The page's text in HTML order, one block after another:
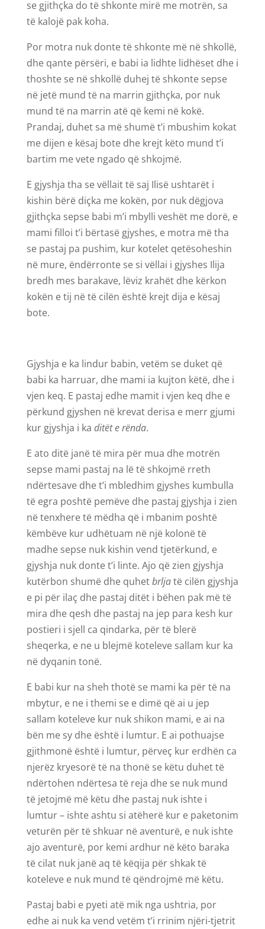
se gjithçka do të shkonte mirë me motrën, sa
të kalojë pak koha.
Por motra nuk donte të shkonte më në shkollë,
dhe qante përsëri, e babi ia lidhte lidhëset dhe i
thoshte se në shkollë duhej të shkonte sepse
në jetë mund të na marrin gjithçka, por nuk
mund të na marrin atë që kemi në kokë.
Prandaj, duhet sa më shumë t’i mbushim kokat
me dijen e kësaj bote dhe krejt këto mund t’i
bartim me vete ngado që shkojmë.
E gjyshja tha se vëllait të saj Ilisë ushtarët i
kishin bërë diçka me kokën, por nuk dëgjova
gjithçka sepse babi m’i mbylli veshët me dorë, e
mami filloi t’i bërtasë gjyshes, e motra më tha
se pastaj pa pushim, kur kotelet qetësoheshin
në mure, ëndërronte se si vëllai i gjyshes Ilija
bredh mes barakave, lëviz krahët dhe kërkon
kokën e tij në të cilën është krejt dija e kësaj
bote.
Gjyshja e ka lindur babin, vetëm se duket që
babi ka harruar, dhe mami ia kujton këtë, dhe i
vjen keq. E pastaj edhe mamit i vjen keq dhe e
përkund gjyshen në krevat derisa e merr gjumi
kur gjyshja i ka ditët e rënda.
E ato ditë janë të mira për mua dhe motrën
sepse mami pastaj na lë të shkojmë rreth
ndërtesave dhe t’i mbledhim gjyshes kumbulla
të egra poshtë pemëve dhe pastaj gjyshja i zien
në tenxhere të mëdha që i mbanim poshtë
këmbëve kur udhëtuam në një kolonë të
madhe sepse nuk kishin vend tjetërkund, e
gjyshja nuk donte t’i linte. Ajo që zien gjyshja
kutërbon shumë dhe quhetbrljatë cilën gjyshja
e pi për ilaç dhe pastaj ditët i bëhen pak më të
mira dhe qesh dhe pastaj na jep para kesh kur
postieri i sjell ca qindarka, për të blerë
sheqerka, e ne u blejmë koteleve sallam kur ka
në dyqanin tonë.
E babi kur na sheh thotë se mami ka për të na
mbytur, e ne i themi se e dimë që ai u jep
sallam koteleve kur nuk shikon mami, e ai na
bën me sy dhe është i lumtur. E ai pothuajse
gjithmonë është i lumtur, përveç kur erdhën ca
njerëz kryesorë të na thonë se këtu duhet të
ndërtohen ndërtesa të reja dhe se nuk mund
të jetojmë më këtu dhe pastaj nuk ishte i
lumtur – ishte ashtu si atëherë kur e paketonim
veturën për të shkuar në aventurë, e nuk ishte
ajo aventurë, por kemi ardhur në këto baraka
të cilat nuk janë aq të këqija për shkak të
koteleve e nuk mund të qëndrojmë më këtu.
Pastaj babi e pyeti atë mik nga ushtria, por
edhe ai nuk ka vend vetëm t’i rrinim njëri-tjetrit